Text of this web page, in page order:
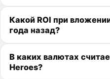
Какой ROI при
года назад?
В каких валютах
Heroes?